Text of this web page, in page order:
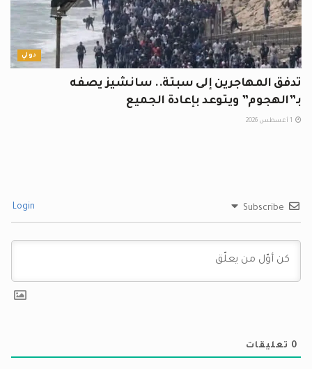
دولي
تدفق المهاجرين إلى سبتة.. سانشيز يصفه
بـ”الهجوم” ويتوعد بإعادة الجميع
Subscribe
0 تعليقات